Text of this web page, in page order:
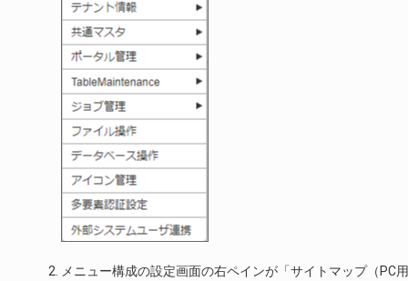
メニュー構成の設定画面の右ペインが「サイトマップ（PC